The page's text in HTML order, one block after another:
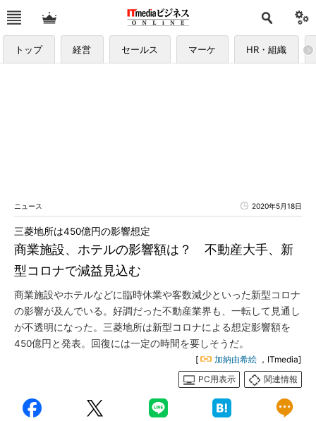
トップ 経営 セールス マーケ HR・組織
ニュース 2020年5月18日
商業施設、ホテルの影響額は？ 不動産大手、新
型コロナで減益見込む
三菱地所は450億円の影響想定
商業施設やホテルなどに臨時休業や客数減少といった新型コロナ
の影響が及んでいる。好調だった不動産業界も、一転して見通し
が不透明になった。三菱地所は新型コロナによる想定影響額を
450億円と発表。回復には一定の時間を要しそうだ。
[ 加納由希絵 ，ITmedia]
PC用表示
関連情報